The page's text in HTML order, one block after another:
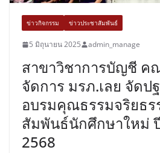
ข่าวกิจกรรม ข่าวประชาสัมพันธ์
5 มิถุนายน 2025 admin_manage
สาขาวิชาการบัญชี ค
จัดการ มรภ.เลย จัดป
อบรมคุณธรรมจริยธร
สัมพันธ์นักศึกษาใหม่
2568